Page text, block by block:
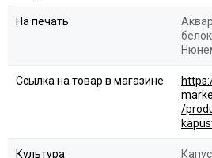
На печать
Ссылка на товар в магазине
/
Культура